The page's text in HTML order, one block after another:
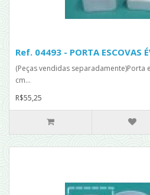
Ref. 04493 - PORTA ESCOVAS
(Peças vendidas separadamente)Porta
cm...
R$55,25